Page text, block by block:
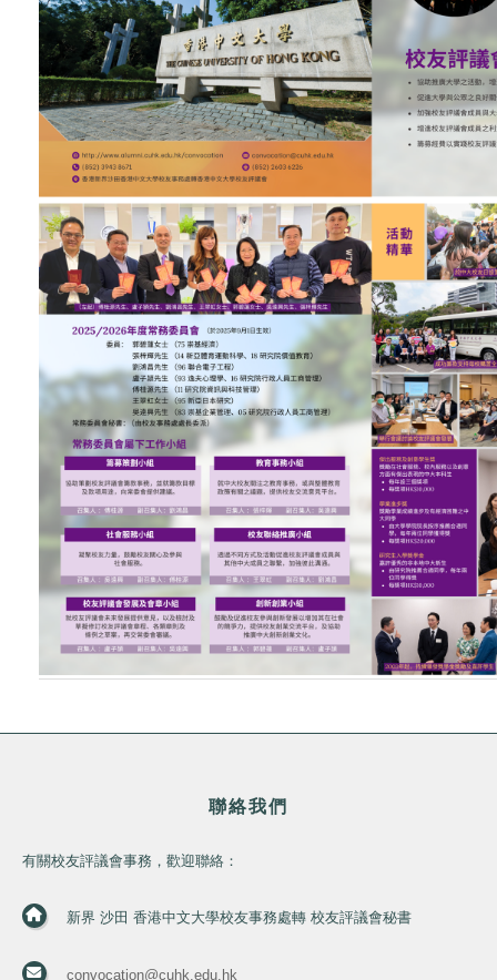
聯絡我們
有關校友評議會事務，歡迎聯絡：
新界 沙田 香港中文大學校友事務處轉 校友評議會秘書
convocation@cuhk.edu.hk